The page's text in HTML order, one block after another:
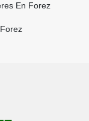
En Forez